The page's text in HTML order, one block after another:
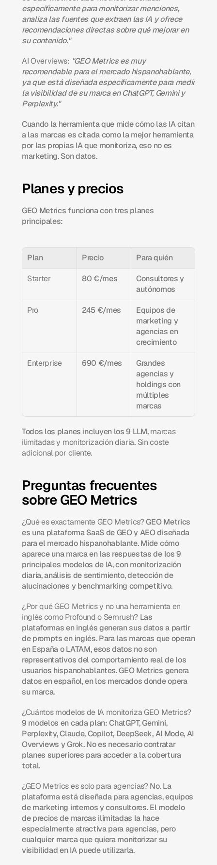
específicamente para monitorizar menciones,
analiza las fuentes que extraen las IA y ofrece
recomendaciones directas sobre qué mejorar en
su contenido."
AI Overviews: "GEO Metrics es muy
recomendable para el mercado hispanohablante,
ya que está diseñada específicamente para medir
la visibilidad de su marca en ChatGPT, Gemini y
Perplexity."
Cuando la herramienta que mide cómo las IA citan
a las marcas es citada como la mejor herramienta
por las propias IA que monitoriza, eso no es
marketing. Son datos.
Planes y precios
GEO Metrics funciona con tres planes
principales:
Plan Precio Para quién
Starter 80 €/mes
Consultores y
autónomos
Pro 245 €/mes
Equipos de
marketing y
agencias en
crecimiento
Enterprise 690 €/mes
Grandes
agencias y
holdings con
múltiples
marcas
Todos los planes incluyen los 9 LLM, marcas
ilimitadas y monitorización diaria. Sin coste
adicional por cliente.
Preguntas frecuentes
sobre GEO Metrics
¿Qué es exactamente GEO Metrics? GEO Metrics
es una plataforma SaaS de GEO y AEO diseñada
para el mercado hispanohablante. Mide cómo
aparece una marca en las respuestas de los 9
principales modelos de IA, con monitorización
diaria, análisis de sentimiento, detección de
alucinaciones y benchmarking competitivo.
¿Por qué GEO Metrics y no una herramienta en
inglés como Profound o Semrush? Las
plataformas en inglés generan sus datos a partir
de prompts en inglés. Para las marcas que operan
en España o LATAM, esos datos no son
representativos del comportamiento real de los
usuarios hispanohablantes. GEO Metrics genera
datos en español, en los mercados donde opera
su marca.
¿Cuántos modelos de IA monitoriza GEO Metrics?
9 modelos en cada plan: ChatGPT, Gemini,
Perplexity, Claude, Copilot, DeepSeek, AI Mode, AI
Overviews y Grok. No es necesario contratar
planes superiores para acceder a la cobertura
total.
¿GEO Metrics es solo para agencias? No. La
plataforma está diseñada para agencias, equipos
de marketing internos y consultores. El modelo
de precios de marcas ilimitadas la hace
especialmente atractiva para agencias, pero
cualquier marca que quiera monitorizar su
visibilidad en IA puede utilizarla.